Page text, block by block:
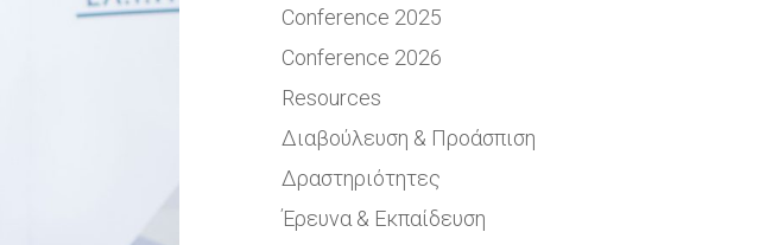
Conference 2025
Conference 2026
Resources
Διαβούλευση & Προάσπιση
Δραστηριότητες
Έρευνα & Εκπαίδευση